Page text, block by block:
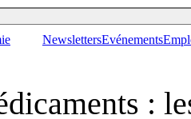
NewslettersEvénements
: